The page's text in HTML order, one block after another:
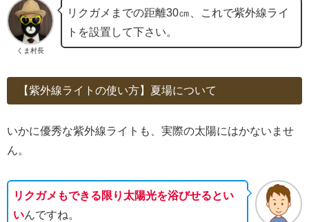
くま村長
リクガメまでの距離30㎝、これで紫外線ライ
トを設置して下さい。
【紫外線ライトの使い方】夏場について
いかに優秀な紫外線ライトも、実際の太陽にはかないませ
ん。
リクガメもできる限り太陽光を浴びせるとい
いんですね。